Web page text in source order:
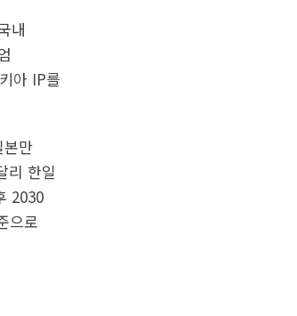
내
아 IP를
만
리 한일
2030
으로